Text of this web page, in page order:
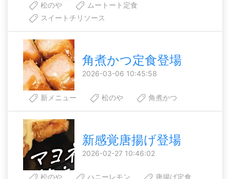
松のや
ムートート定食
スイートチリソース
角煮かつ定食登場
2026-03-06 10:45:58
新メニュー 松のや 角煮かつ
新感覚唐揚げ登場
2026-02-27 10:46:02
松のや ハニーレモン 唐揚げ定食